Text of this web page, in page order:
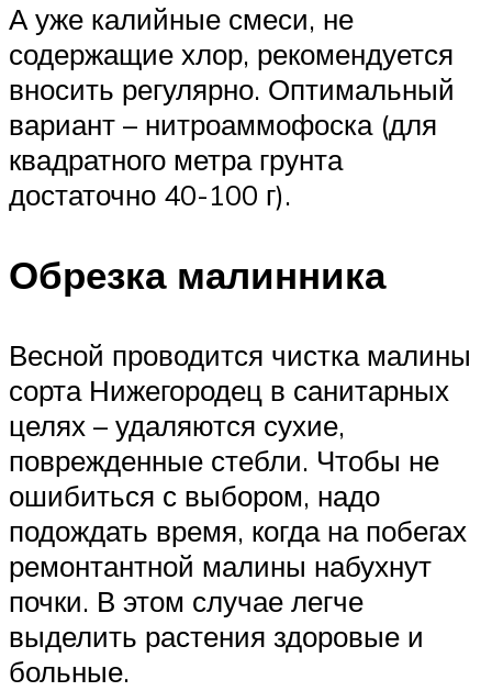
А уже калийные смеси, не
содержащие хлор, рекомендуется
вносить регулярно. Оптимальный
вариант – нитроаммофоска (для
квадратного метра грунта
достаточно 40-100 г).
Обрезка малинника
Весной проводится чистка малины
сорта Нижегородец в санитарных
целях – удаляются сухие,
поврежденные стебли. Чтобы не
ошибиться с выбором, надо
подождать время, когда на побегах
ремонтантной малины набухнут
почки. В этом случае легче
выделить растения здоровые и
больные.